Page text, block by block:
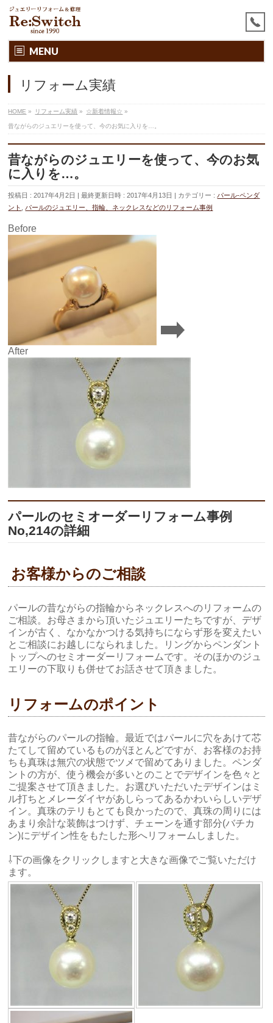
MENU
リフォーム実績
HOME » リフォーム実績 » ☆新着情報☆ »
昔ながらのジュエリーを使って、今のお気に入りを…。
昔ながらのジュエリーを使って、今のお気
に入りを…。
投稿日 : 2017年4月2日 最終更新日時 : 2017年4月13日 カテゴリー : パール-ペンダ
ント
パールのジュエリー、指輪、ネックレスなどのリフォーム事例
Before
After
パールのセミオーダーリフォーム事例
No,214の詳細
お客様からのご相談
パールの昔ながらの指輪からネックレスへのリフォームの
ご相談。お母さまから頂いたジュエリーたちですが、デザ
インが古く、なかなかつける気持ちにならず形を変えたい
とご相談にお越しになられました。リングからペンダント
トップへのセミオーダーリフォームです。そのほかのジュ
エリーの下取りも併せてお話させて頂きました。
リフォームのポイント
昔ながらのパールの指輪。最近ではパールに穴をあけて芯
たてして留めているものがほとんどですが、お客様のお持
ちも真珠は無穴の状態でツメで留めてありました。ペンダ
ントの方が、使う機会が多いとのことでデザインを色々と
ご提案させて頂きました。お選びいただいたデザインはミ
ル打ちとメレーダイヤがあしらってあるかわいらしいデザ
イン。真珠のテリもとても良かったので、真珠の周りには
あまり余計な装飾はつけず、チェーンを通す部分(バチカ
ン)にデザイン性をもたした形へリフォームしました。
⇩下の画像をクリックしますと大きな画像でご覧いただけ
ます。